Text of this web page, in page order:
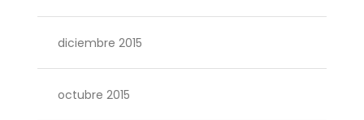
diciembre 2015
octubre 2015